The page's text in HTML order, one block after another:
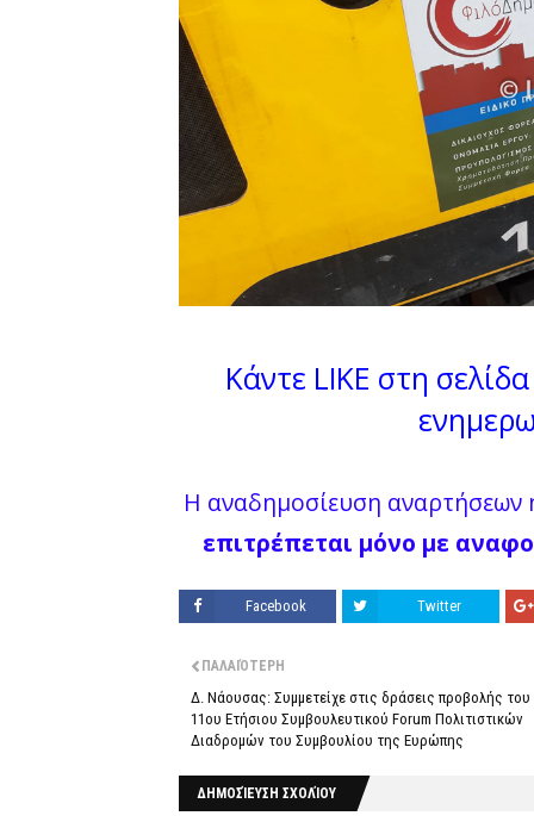
Κάντε LIKE στη
Η αναδημοσίευση
επιτρέπεται μόνο με
Facebook Twitter
ΠΑΛΑΙΌΤΕΡΗ
Δ. Νάουσας: Συμμετείχε στις δράσεις προβολής του
11ου Ετήσιου Συμβουλευτικού Forum Πολιτιστικών
Διαδρομών του Συμβουλίου της Ευρώπης
ΔΗΜΟΣΊΕΥΣΗ ΣΧΟΛΊΟΥ